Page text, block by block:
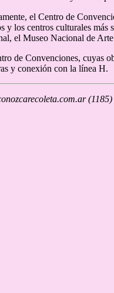
el Centro de
y los centros culturales
el Museo Nacional de
de Convenciones, cuyas
y conexión con la línea H.